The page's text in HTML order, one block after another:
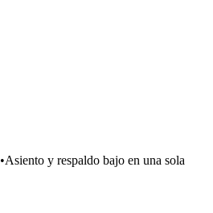
•Asiento y respaldo bajo en una sola